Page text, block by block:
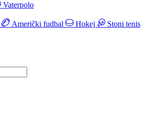
Vaterpolo
Američki fudbal Hokej
Stoni tenis